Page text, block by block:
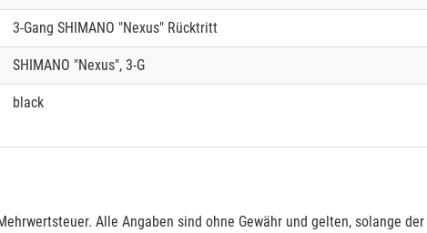
3-Gang SHIMANO "Nexus" Rücktritt
SHIMANO "Nexus", 3-G
black
Alle Angaben sind ohne Gewähr und gelten, solange